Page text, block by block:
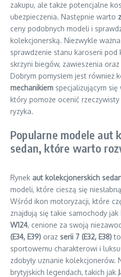
zakupu, ale także potencjalne
ubezpieczenia. Następnie warto
ceny podobnych modeli i
kolekcjonerską. Niezwykle
sprawdzenie stanu karoserii pod
skrzyni biegów, zawieszenia
Dobrym pomysłem jest również
mechanikiem specjalizującym
który pomoże ocenić
ryzyka.
Popularne modele aut
sedan, które warto
Rynek aut kolekcjonerskich
modeli, które cieszą się
Wśród ikon motoryzacji, które
znajdują się takie samochody jak
W124, cenione za swoją
(E34, E39) oraz serii 7 (E32, E38)
sportowemu charakterowi i
zdobyły uznanie kolekcjonerów.
brytyjskich legendach, takich jak